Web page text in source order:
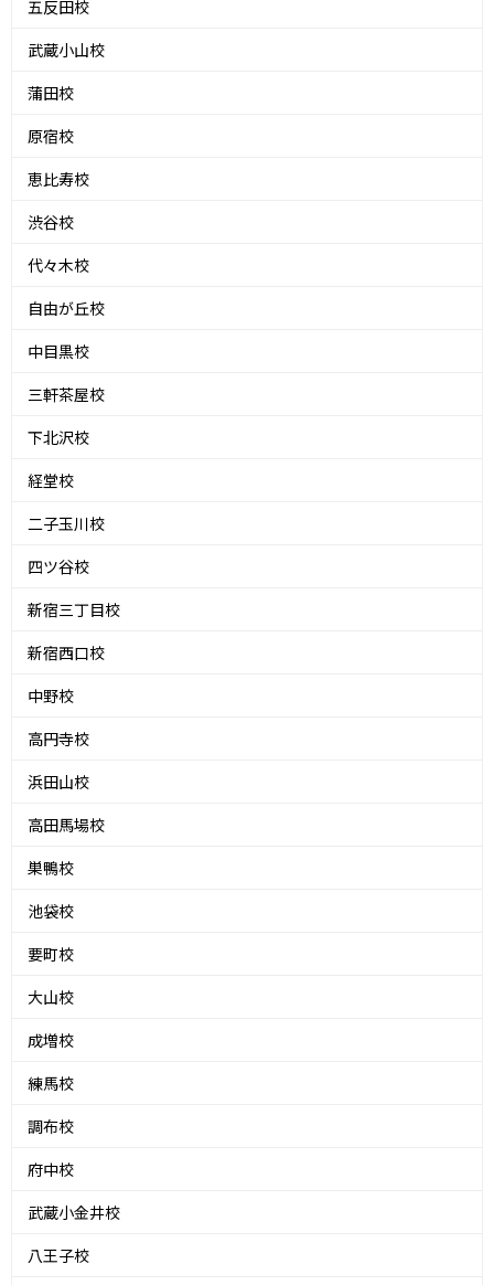
五反田校
武蔵小山校
蒲田校
原宿校
恵比寿校
渋谷校
代々木校
自由が丘校
中目黒校
三軒茶屋校
下北沢校
経堂校
二子玉川校
四ツ谷校
新宿三丁目校
新宿西口校
中野校
高円寺校
浜田山校
高田馬場校
巣鴨校
池袋校
要町校
大山校
成増校
練馬校
調布校
府中校
武蔵小金井校
八王子校